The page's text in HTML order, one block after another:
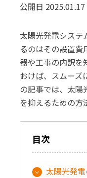
公開日 2025.01.17
太陽光発電システ
るのはその設置
器や工事の内訳を
おけば、スムーズ
の記事では、太陽
を抑えるための方
目次
太陽光発